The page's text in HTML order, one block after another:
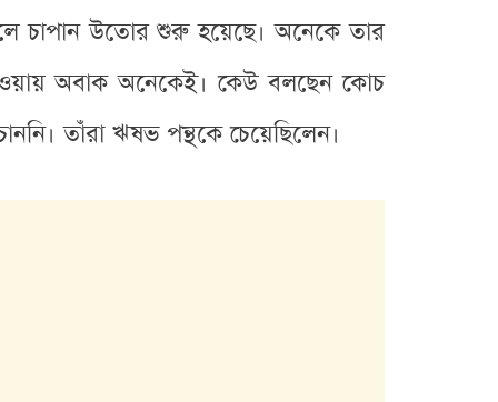
চাপান উতোর শুরু হয়েছে। অনেকে তার
অবাক অনেকেই। কেউ বলছেন কোচ
তাঁরা ঋষভ পন্থকে চেয়েছিলেন।